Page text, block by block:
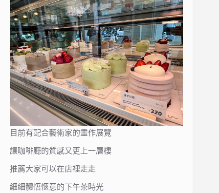
目前有配合藝術家的畫作展覽
讓咖啡廳的質感又更上一層樓
推薦大家可以在店裡走走
細細體悟愜意的下午茶時光